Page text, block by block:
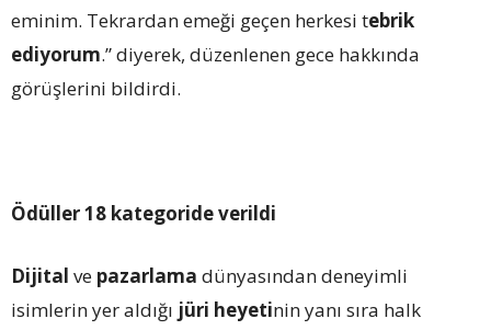
eminim. Tekrardan emeği geçen herkesi tebrik
ediyorum.” diyerek, düzenlenen gece hakkında
görüşlerini bildirdi.
Ödüller 18 kategoride verildi
Dijital ve pazarlama dünyasından deneyimli
isimlerin yer aldığı jüri heyetinin yanı sıra halk